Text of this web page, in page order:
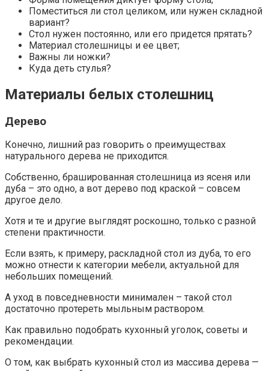
Поместиться ли стол целиком, или нужен складной
вариант?
Стол нужен постоянно, или его придется прятать?
Материал столешницы и ее цвет;
Важны ли ножки?
Куда деть стулья?
Материалы белых столешниц
Дерево
Конечно, лишний раз говорить о преимуществах
натурального дерева не приходится.
Собственно, брашированная столешница из ясеня или
дуба – это одно, а вот дерево под краской – совсем
другое дело.
Хотя и те и другие выглядят роскошно, только с разной
степени практичности.
Если взять, к примеру, раскладной стол из дуба, то его
можно отнести к категории мебели, актуальной для
небольших помещений.
А уход в повседневности минимален – такой стол
достаточно протереть мыльным раствором.
Как правильно подобрать кухонный уголок, советы и
рекомендации.
О том, как выбрать кухонный стол из массива дерева —